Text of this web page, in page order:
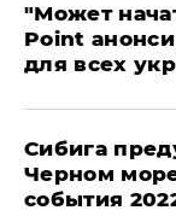
"Может
Point
для всех
Сибига
Черном
события